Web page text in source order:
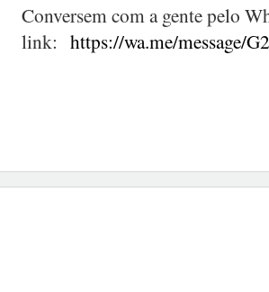
Conversem com a gente pelo
link: https://wa.me/message/